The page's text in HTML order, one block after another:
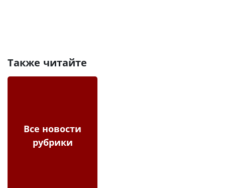
Также читайте
Все новости
рубрики